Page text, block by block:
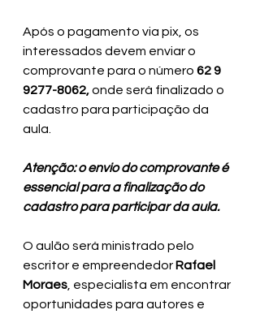
Após o pagamento via pix, os
interessados devem enviar o
comprovante para o número 62 9
9277-8062, onde será finalizado o
cadastro para participação da
aula.
Atenção: o envio do comprovante é
essencial para a finalização do
cadastro para participar da aula.
O aulão será ministrado pelo
escritor e empreendedor Rafael
Moraes , especialista em encontrar
oportunidades para autores e